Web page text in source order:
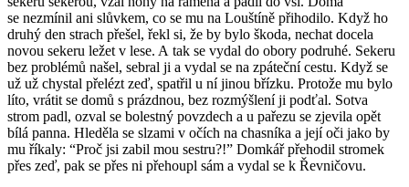
se nezmínil ani slůvkem, co se mu na Louštíně přihodilo. Když ho
druhý den strach přešel, řekl si, že by bylo škoda, nechat docela
novou sekeru ležet v lese. A tak se vydal do obory podruhé. Sekeru
bez problémů našel, sebral ji a vydal se na zpáteční cestu. Když se
už už chystal přelézt zeď, spatřil u ní jinou břízku. Protože mu bylo
líto, vrátit se domů s prázdnou, bez rozmýšlení ji podťal. Sotva
strom padl, ozval se bolestný povzdech a u pařezu se zjevila opět
bílá panna. Hleděla se slzami v očích na chasníka a její oči jako by
mu říkaly: “Proč jsi zabil mou sestru?!” Domkář přehodil stromek
přes zeď, pak se přes ni přehoupl sám a vydal se k Řevničovu.